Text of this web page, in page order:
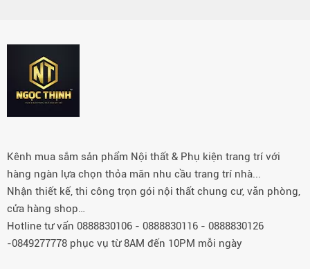
Kênh mua sắm sản phẩm Nội thất & Phụ kiện trang trí với
hàng ngàn lựa chọn thỏa mãn nhu cầu trang trí nhà...
Nhận thiết kế, thi công trọn gói nội thất chung cư, văn phòng,
cửa hàng shop…
Hotline tư vấn 0888830106 - 0888830116 - 0888830126
-0849277778 phục vụ từ 8AM đến 10PM mỗi ngày